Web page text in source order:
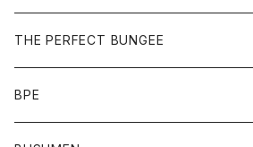
THE PERFECT BUNGEE
BPE